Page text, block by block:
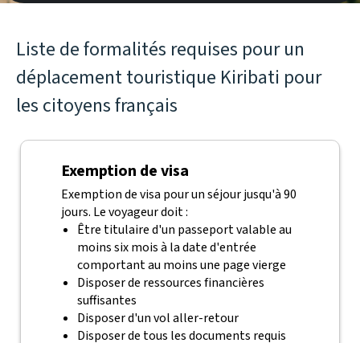
Liste de formalités requises pour un
déplacement touristique Kiribati pour
les citoyens français
Exemption de visa
Exemption de visa pour un séjour jusqu'à 90
jours. Le voyageur doit :
Être titulaire d'un passeport valable au
moins six mois à la date d'entrée
comportant au moins une page vierge
Disposer de ressources financières
suffisantes
Disposer d'un vol aller-retour
Disposer de tous les documents requis